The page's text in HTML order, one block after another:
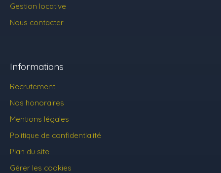
Gestion locative
Nous contacter
Informations
Recrutement
Nos honoraires
Mentions légales
Politique de confidentialité
Plan du site
Gérer les cookies